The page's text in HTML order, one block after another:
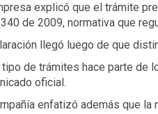
explicó que el trámite
de 2009, normativa que
llegó luego de que
tipo de trámites hace parte de
oficial.
enfatizó además que